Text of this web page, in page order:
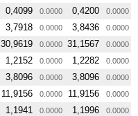
0,4099 0.0000 0,4200 0.0000
3,7918 0.0000 3,8436 0.0000
30,9619 0.0000 31,1567 0.0000
1,2152 0.0000 1,2282 0.0000
3,8096 0.0000 3,8096 0.0000
11,9156 0.0000 11,9156 0.0000
1,1941 0.0000 1,1996 0.0000